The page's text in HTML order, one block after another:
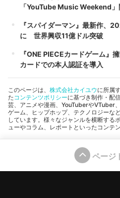
「YouTube Music Weekend」
『スパイダーマン』最新作、
に 世界興収11億ドル突破
『ONE PIECEカードゲーム』
カードでの本人認証を導入
このページは、 株式会社カイユウに所属
たコンテンツポリシーに基づき制作・配
芸、アニメや漫画、YouTuberやVTuber
ゲーム、ヒップホップ、テクノロジーな
しています。様々なジャンルを横断する
ューやコラム、レポートといったコンテ
ページ